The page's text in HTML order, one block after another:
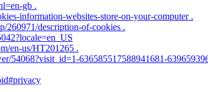
gb .
information-websites-store-on-your-computer .
260971/description-of-cookies .
en-us/HT201265 .
54068?visit_id=1-636585517588941681-